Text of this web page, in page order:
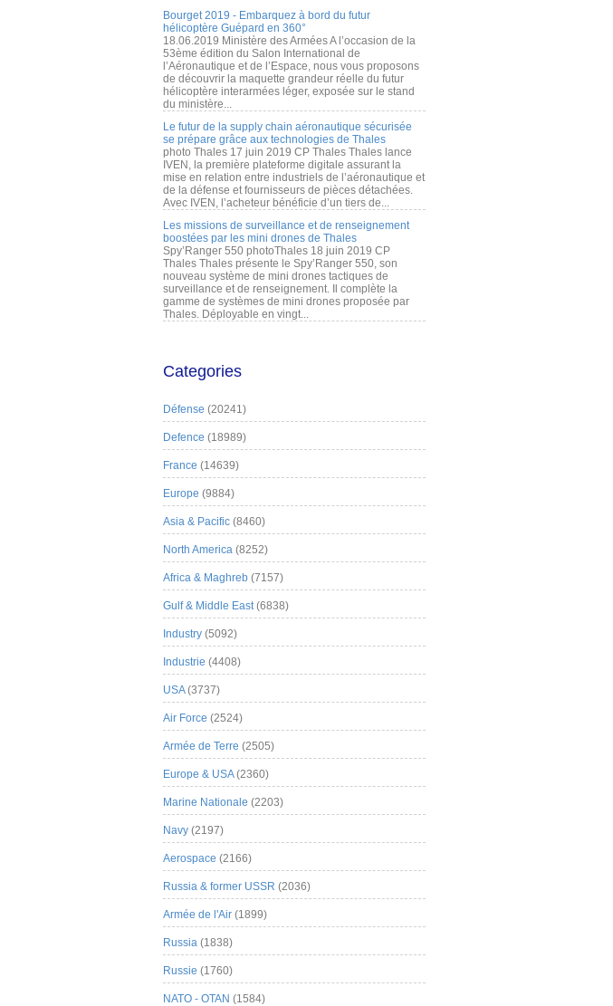
Bourget 2019 - Embarquez à bord du futur
hélicoptère Guépard en 360°
18.06.2019 Ministère des Armées A l’occasion de la
53ème édition du Salon International de
l’Aéronautique et de l’Espace, nous vous proposons
de découvrir la maquette grandeur réelle du futur
hélicoptère interarmées léger, exposée sur le stand
du ministère...
Le futur de la supply chain aéronautique sécurisée
se prépare grâce aux technologies de Thales
photo Thales 17 juin 2019 CP Thales Thales lance
IVEN, la première plateforme digitale assurant la
mise en relation entre industriels de l’aéronautique et
de la défense et fournisseurs de pièces détachées.
Avec IVEN, l’acheteur bénéficie d’un tiers de...
Les missions de surveillance et de renseignement
boostées par les mini drones de Thales
Spy’Ranger 550 photoThales 18 juin 2019 CP
Thales Thales présente le Spy’Ranger 550, son
nouveau système de mini drones tactiques de
surveillance et de renseignement. Il complète la
gamme de systèmes de mini drones proposée par
Thales. Déployable en vingt...
Categories
Défense (20241)
Defence (18989)
France (14639)
Europe (9884)
Asia & Pacific (8460)
North America (8252)
Africa & Maghreb (7157)
Gulf & Middle East(6838)
Industry (5092)
Industrie (4408)
USA(3737)
Air Force (2524)
Armée de Terre (2505)
Europe & USA(2360)
Marine Nationale (2203)
Navy (2197)
Aerospace (2166)
Russia & former USSR (2036)
Armée de l'Air (1899)
Russia (1838)
Russie (1760)
NATO - OTAN (1584)